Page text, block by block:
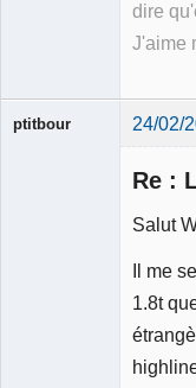
dire
J'aime
ptitbour 24/02/
Re :
Salut
Il me
1.8t